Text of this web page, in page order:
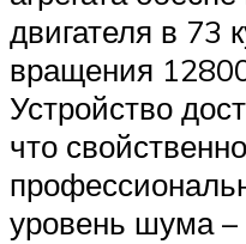
двигателя в 73
вращения
Устройство
что
уровень шума